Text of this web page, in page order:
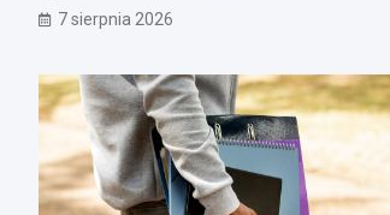
7 sierpnia 2026